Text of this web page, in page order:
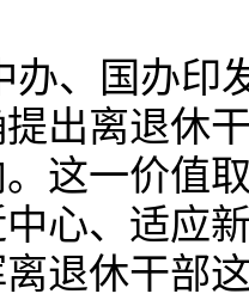
办、国办印
出离退休
这一价值
心、适应
退休干部